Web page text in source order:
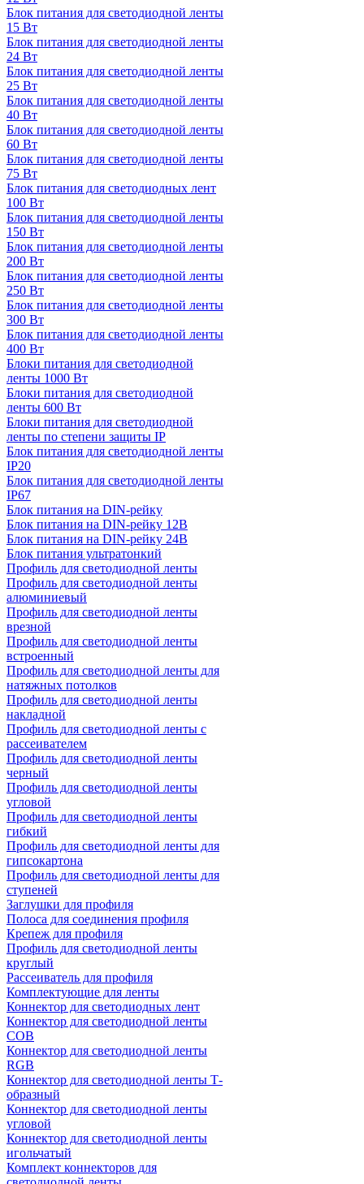
Блок питания для светодиодной ленты
15 Вт
Блок питания для светодиодной ленты
24 Вт
Блок питания для светодиодной ленты
25 Вт
Блок питания для светодиодной ленты
40 Вт
Блок питания для светодиодной ленты
60 Вт
Блок питания для светодиодной ленты
75 Вт
Блок питания для светодиодных лент
100 Вт
Блок питания для светодиодной ленты
150 Вт
Блок питания для светодиодной ленты
200 Вт
Блок питания для светодиодной ленты
250 Вт
Блок питания для светодиодной ленты
300 Вт
Блок питания для светодиодной ленты
400 Вт
Блоки питания для светодиодной
ленты 1000 Вт
Блоки питания для светодиодной
ленты 600 Вт
Блоки питания для светодиодной
ленты по степени защиты IP
Блок питания для светодиодной ленты
IP20
Блок питания для светодиодной ленты
IP67
Блок питания на DIN-рейку
Блок питания на DIN-рейку 12В
Блок питания на DIN-рейку 24В
Блок питания ультратонкий
Профиль для светодиодной ленты
Профиль для светодиодной ленты
алюминиевый
Профиль для светодиодной ленты
врезной
Профиль для светодиодной ленты
встроенный
Профиль для светодиодной ленты для
натяжных потолков
Профиль для светодиодной ленты
накладной
Профиль для светодиодной ленты с
рассеивателем
Профиль для светодиодной ленты
черный
Профиль для светодиодной ленты
угловой
Профиль для светодиодной ленты
гибкий
Профиль для светодиодной ленты для
гипсокартона
Профиль для светодиодной ленты для
ступеней
Заглушки для профиля
Полоса для соединения профиля
Крепеж для профиля
Профиль для светодиодной ленты
круглый
Рассеиватель для профиля
Комплектующие для ленты
Коннектор для светодиодных лент
Коннектор для светодиодной ленты
COB
Коннектор для светодиодной ленты
RGB
Коннектор для светодиодной ленты Т-
образный
Коннектор для светодиодной ленты
угловой
Коннектор для светодиодной ленты
игольчатый
Комплект коннекторов для